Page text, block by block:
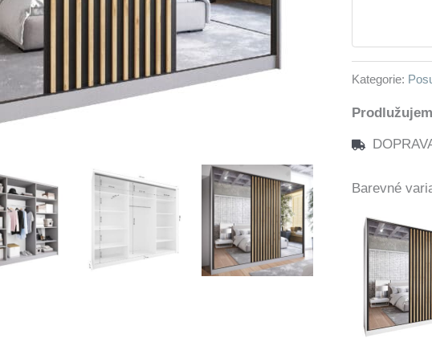
/
dub
wotan
černá
množství
Kategorie:
Barevné